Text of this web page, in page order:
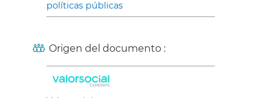
políticas públicas
Origen del documento :